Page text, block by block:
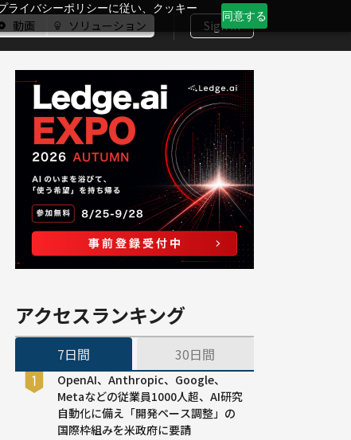
ライバシーポリシーに従い、クッキー
同意する
動画 ソリューション Sign In
アクセスランキング
7日間 30日間
OpenAI、Anthropic、Google、
Metaなどの従業員1000人超、AI研究
自動化に備え「開発ペース調整」の
国際枠組みを米政府に要請